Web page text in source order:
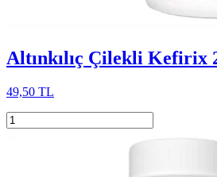
Altınkılıç Çilekli Kefirix
49,50 TL